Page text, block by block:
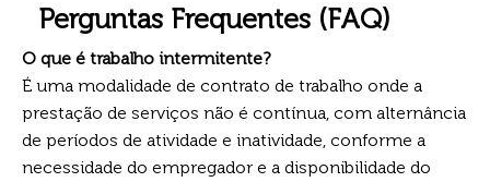
Perguntas Frequentes (FAQ)
O que é trabalho intermitente?
É uma modalidade de contrato de trabalho onde a
prestação de serviços não é contínua, com alternância
de períodos de atividade e inatividade, conforme a
necessidade do empregador e a disponibilidade do